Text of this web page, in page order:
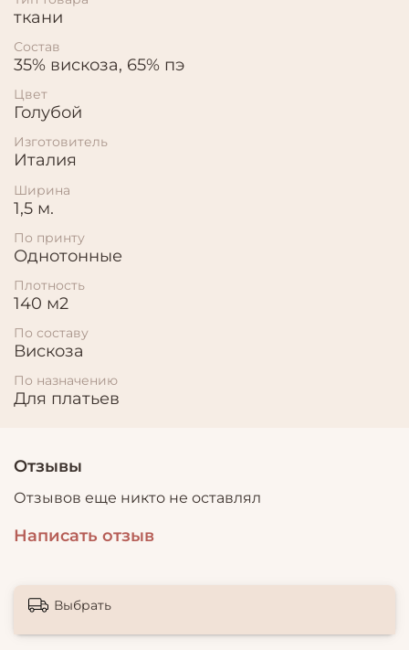
ткани
Состав
35% вискоза, 65% пэ
Цвет
Голубой
Изготовитель
Италия
Ширина
1,5 м.
По принту
Однотонные
Плотность
140 м2
По составу
Вискоза
По назначению
Для платьев
Отзывы
Отзывов еще никто не оставлял
Написать отзыв
Выбрать